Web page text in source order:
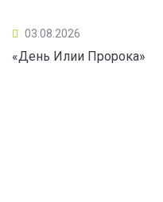
03.08.2026
«День Илии Пророка»